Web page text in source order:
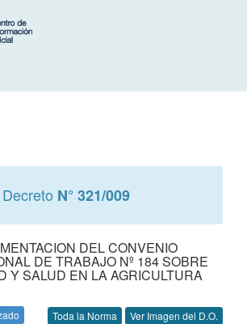
Decreto N° 321/009
DEL CONVENIO
DE TRABAJO Nº 184 SOBRE
Y SALUD EN LA AGRICULTURA
Toda la Norma Ver Imagen del D.O.